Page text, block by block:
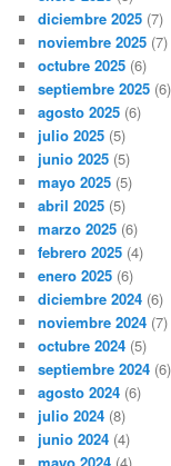
diciembre 2025 (7)
noviembre 2025 (7)
octubre 2025 (6)
septiembre 2025 (6)
agosto 2025 (6)
julio 2025 (5)
junio 2025 (5)
mayo 2025 (5)
abril 2025 (5)
marzo 2025 (6)
febrero 2025 (4)
enero 2025 (6)
diciembre 2024 (6)
noviembre 2024 (7)
octubre 2024 (5)
septiembre 2024 (6)
agosto 2024 (6)
julio 2024 (8)
junio 2024 (4)